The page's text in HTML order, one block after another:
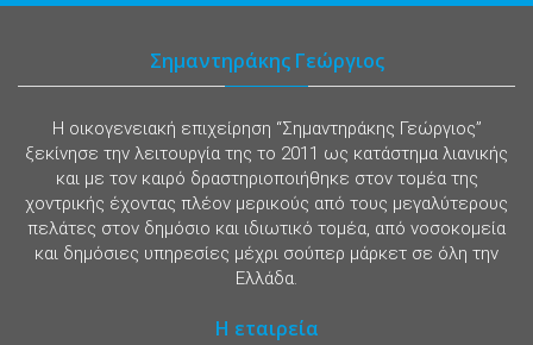
Σημαντηράκης Γεώργιος
Η οικογενειακή επιχείρηση “Σημαντηράκης Γεώργιος”
ξεκίνησε την λειτουργία της το 2011 ως κατάστημα λιανικής
και με τον καιρό δραστηριοποιήθηκε στον τομέα της
χοντρικής έχοντας πλέον μερικούς από τους μεγαλύτερους
πελάτες στον δημόσιο και ιδιωτικό τομέα, από νοσοκομεία
και δημόσιες υπηρεσίες μέχρι σούπερ μάρκετ σε όλη την
Ελλάδα.
Η εταιρεία